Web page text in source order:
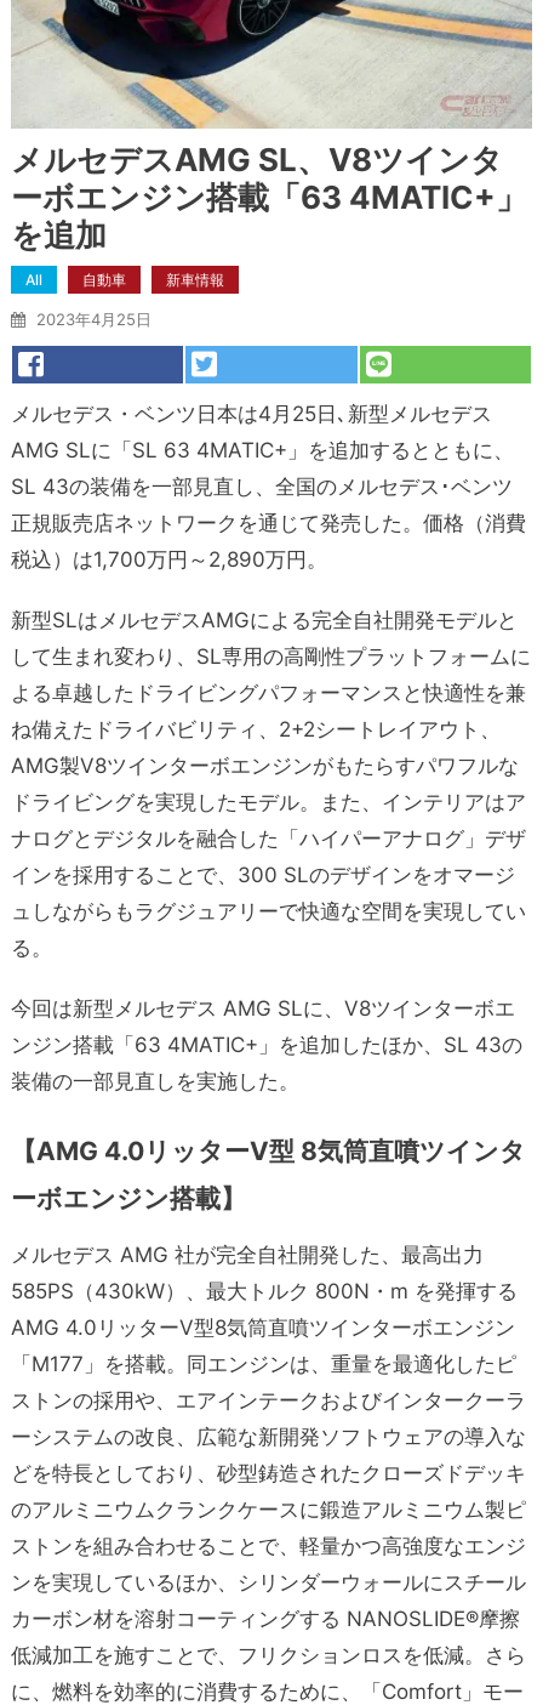
メルセデスAMG SL、V8ツインタ
ーボエンジン搭載「63 4MATIC+」
を追加
All 自動車 新車情報
2023年4月25日
メルセデス・ベンツ日本は4月25日､新型メルセデス
AMG SLに「SL 63 4MATIC+」を追加するとともに、
SL 43の装備を一部見直し、全国のメルセデス･ベンツ
正規販売店ネットワークを通じて発売した。価格（消費
税込）は1,700万円～2,890万円。
新型SLはメルセデスAMGによる完全自社開発モデルと
して生まれ変わり、SL専用の高剛性プラットフォームに
よる卓越したドライビングパフォーマンスと快適性を兼
ね備えたドライバビリティ、2+2シートレイアウト、
AMG製V8ツインターボエンジンがもたらすパワフルな
ドライビングを実現したモデル。また、インテリアはア
ナログとデジタルを融合した「ハイパーアナログ」デザ
インを採用することで、300 SLのデザインをオマージ
ュしながらもラグジュアリーで快適な空間を実現してい
る。
今回は新型メルセデス AMG SLに、V8ツインターボエ
ンジン搭載「63 4MATIC+」を追加したほか、SL 43の
装備の一部見直しを実施した。
【AMG 4.0リッターV型 8気筒直噴ツインタ
ーボエンジン搭載】
メルセデス AMG 社が完全自社開発した、最高出力
585PS（430kW）、最大トルク 800N・m を発揮する
AMG 4.0リッターV型8気筒直噴ツインターボエンジン
「M177」を搭載。同エンジンは、重量を最適化したピ
ストンの採用や、エアインテークおよびインタークーラ
ーシステムの改良、広範な新開発ソフトウェアの導入な
どを特長としており、砂型鋳造されたクローズドデッキ
のアルミニウムクランクケースに鍛造アルミニウム製ピ
ストンを組み合わせることで、軽量かつ高強度なエンジ
ンを実現しているほか、シリンダーウォールにスチール
カーボン材を溶射コーティングする NANOSLIDE®摩擦
低減加工を施すことで、フリクションロスを低減。さら
に、燃料を効率的に消費するために、「Comfort」モー